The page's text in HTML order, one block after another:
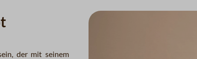
der mit seinem